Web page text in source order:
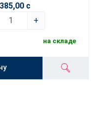
с
+
на складе